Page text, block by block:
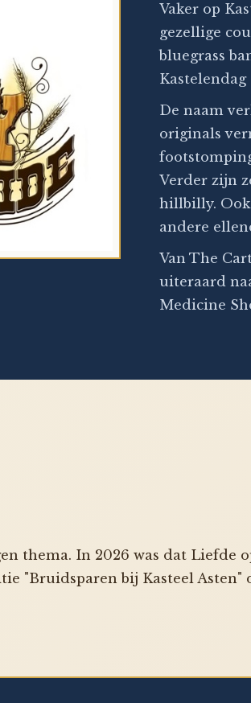
Vaker op
gezellige
bluegrass
Kastelendag
De naam
originals
Verder zijn
hillbilly. Ook
andere
Van The
uiteraard
Medicine
thema. In 2026 was dat Liefde
"Bruidsparen bij Kasteel Asten"